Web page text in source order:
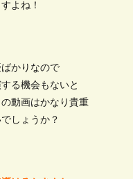
よね！
かりなので
る機会もないと
動画はかなり貴重
しょうか？